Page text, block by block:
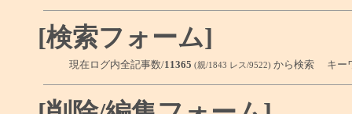
[検索フォーム]
現在ログ内全記事数/11365 (親/1843 レス/9522) から検索 キー